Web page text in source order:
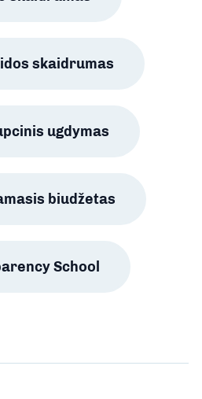
skaidrumas
ugdymas
biudžetas
School